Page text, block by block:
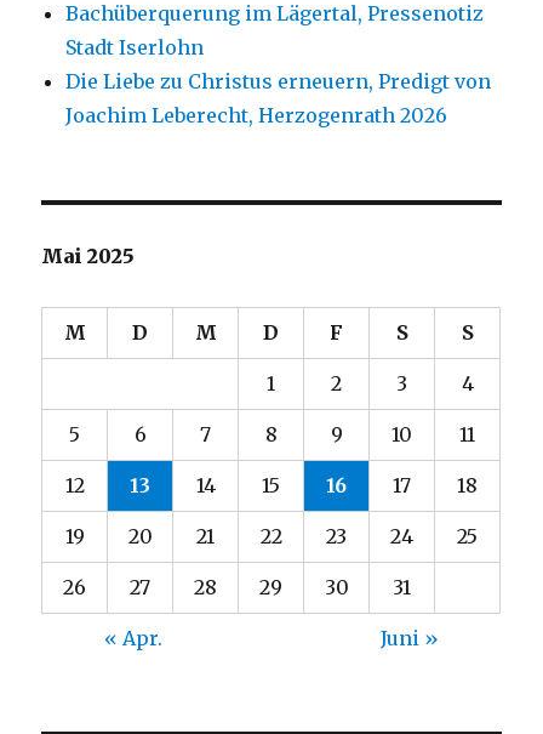
Bachüberquerung im Lägertal, Pressenotiz
Stadt Iserlohn
Die Liebe zu Christus erneuern, Predigt von
Joachim Leberecht, Herzogenrath 2026
Mai 2025
M D M D F S S
1 2 3 4
5 6 7 8 9 10 11
12 13 14 15 16 17 18
19 20 21 22 23 24 25
26 27 28 29 30 31
« Apr. Juni »